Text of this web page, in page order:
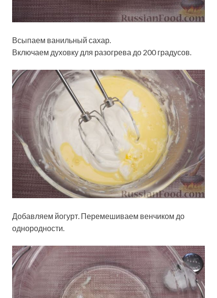
Всыпаем ванильный сахар.
Включаем духовку для разогрева до 200 градусов.
Добавляем йогурт. Перемешиваем венчиком до
однородности.